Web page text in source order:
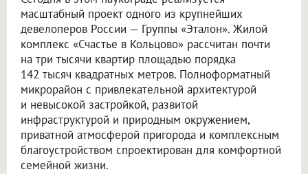
масштабный проект одного из крупнейших
девелоперов России — Группы «Эталон». Жилой
комплекс «Счастье в Кольцово» рассчитан почти
на три тысячи квартир площадью порядка
142 тысяч квадратных метров. Полноформатный
микрорайон с привлекательной архитектурой
и невысокой застройкой, развитой
инфраструктурой и природным окружением,
приватной атмосферой пригорода и комплексным
благоустройством спроектирован для комфортной
семейной жизни.